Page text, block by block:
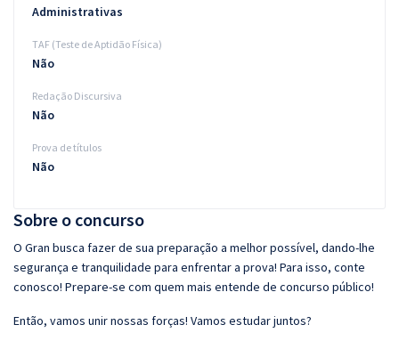
Sobre o concurso
O Gran busca fazer de sua preparação a melhor possível, dando-lhe
segurança e tranquilidade para enfrentar a prova! Para isso, conte
conosco! Prepare-se com quem mais entende de concurso público!
Então, vamos unir nossas forças! Vamos estudar juntos?
Administrativas
TAF (Teste de Aptidão Física)
Não
Redação Discursiva
Não
Prova de títulos
Não